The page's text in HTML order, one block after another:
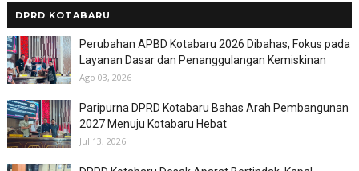
DPRD KOTABARU
Perubahan APBD Kotabaru 2026 Dibahas, Fokus pada
Layanan Dasar dan Penanggulangan Kemiskinan
Ago 03, 2026
Paripurna DPRD Kotabaru Bahas Arah Pembangunan
2027 Menuju Kotabaru Hebat
Jul 13, 2026